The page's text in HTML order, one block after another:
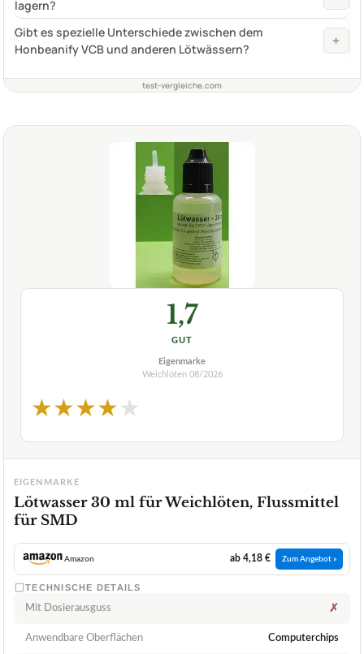
lagern?
Gibt es spezielle Unterschiede zwischen dem
Honbeanify VCB und anderen Lötwässern?
+
test-vergleiche.com
1,7
GUT
Eigenmarke
Weichlöten 08/2026
★★★★★
EIGENMARKE
Lötwasser 30 ml für Weichlöten, Flussmittel
für SMD
Amazon ab 4,18 € Zum Angebot »
TECHNISCHE DETAILS
Mit Dosierausguss ✗
Anwendbare Oberflächen Computerchips